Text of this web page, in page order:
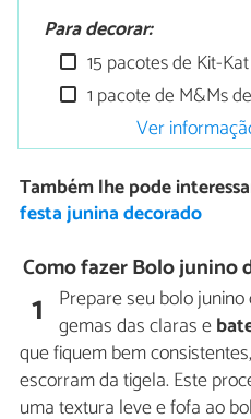
Para decorar:
15 pacotes de Kit-
1 pacote de M&Ms
Ver
Também lhe pode
festa junina decorado
Como fazer Bolo junino
1 Prepare seu bolo
gemas das claras e
que fiquem bem
escorram da tigela. Este
uma textura leve e fofa ao